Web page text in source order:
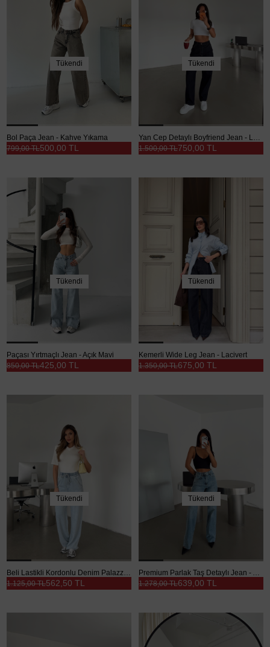
Tükendi
Bol Paça Jean - Kahve Yıkama
500,00 TL
799,00 TL
Tükendi
Yan Cep Detaylı Boyfriend Jean - Lacivert
750,00 TL
1.500,00 TL
Tükendi
Paçası Yırtmaçlı Jean - Açık Mavi
425,00 TL
850,00 TL
Tükendi
Kemerli Wide Leg Jean - Lacivert
675,00 TL
1.350,00 TL
Tükendi
562,50 TL
1.125,00 TL
Tükendi
639,00 TL
1.278,00 TL